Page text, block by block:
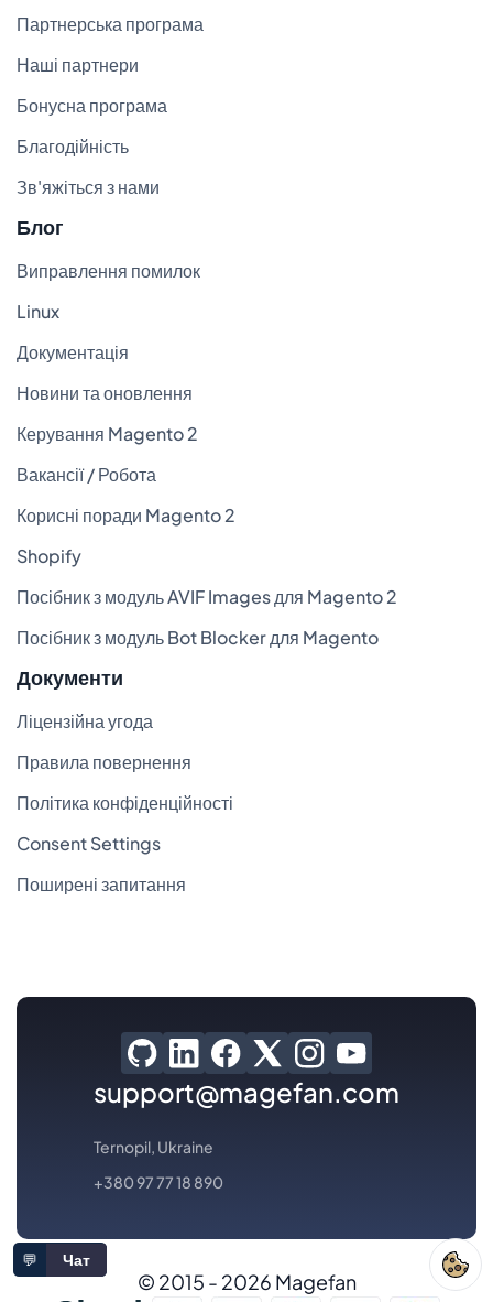
Партнерська програма
Наші партнери
Бонусна програма
Благодійність
Зв'яжіться з нами
Блог
Виправлення помилок
Linux
Документація
Новини та оновлення
Керування Magento 2
Вакансії / Робота
Корисні поради Magento 2
Shopify
Посібник з модуль AVIF Images для Magento 2
Посібник з модуль Bot Blocker для Magento
Документи
Ліцензійна угода
Правила повернення
Політика конфіденційності
Consent Settings
Поширені запитання
support@magefan.com
Ternopil, Ukraine
+380 97 77 18 890
© 2015 - 2026 Magefan
💬 Чат